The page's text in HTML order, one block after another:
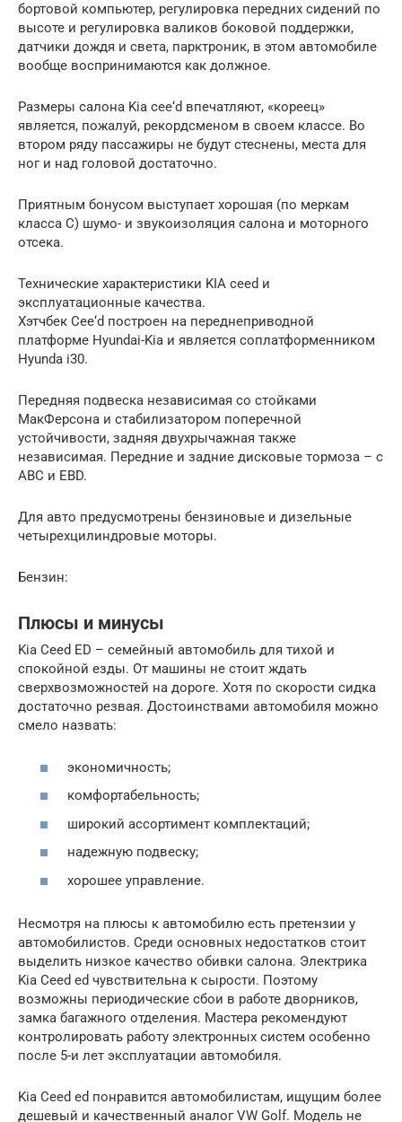
бортовой компьютер, регулировка передних сидений по
высоте и регулировка валиков боковой поддержки,
датчики дождя и света, парктроник, в этом автомобиле
вообще воспринимаются как должное.
Размеры салона Kia cee‘d впечатляют, «кореец»
является, пожалуй, рекордсменом в своем классе. Во
втором ряду пассажиры не будут стеснены, места для
ног и над головой достаточно.
Приятным бонусом выступает хорошая (по меркам
класса C) шумо- и звукоизоляция салона и моторного
отсека.
Технические характеристики KIA ceed и
эксплуатационные качества.
Хэтчбек Cee‘d построен на переднеприводной
платформе Hyundai-Kia и является соплатформенником
Hyunda i30.
Передняя подвеска независимая со стойками
МакФерсона и стабилизатором поперечной
устойчивости, задняя двухрычажная также
независимая. Передние и задние дисковые тормоза – с
ABC и EBD.
Для авто предусмотрены бензиновые и дизельные
четырехцилиндровые моторы.
Бензин:
Плюсы и минусы
Kia Ceed ED – семейный автомобиль для тихой и
спокойной езды. От машины не стоит ждать
сверхвозможностей на дороге. Хотя по скорости сидка
достаточно резвая. Достоинствами автомобиля можно
смело назвать:
экономичность;
комфортабельность;
широкий ассортимент комплектаций;
надежную подвеску;
хорошее управление.
Несмотря на плюсы к автомобилю есть претензии у
автомобилистов. Среди основных недостатков стоит
выделить низкое качество обивки салона. Электрика
Kia Ceed ed чувствительна к сырости. Поэтому
возможны периодические сбои в работе дворников,
замка багажного отделения. Мастера рекомендуют
контролировать работу электронных систем особенно
после 5-и лет эксплуатации автомобиля.
Kia Ceed ed понравится автомобилистам, ищущим более
дешевый и качественный аналог VW Golf. Модель не